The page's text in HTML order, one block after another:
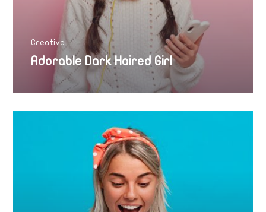
Adorable Dark Haired Girl
Creative